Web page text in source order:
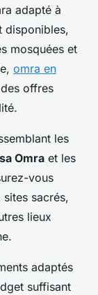
adapté à
disponibles,
mosquées et
omra en
offres
les
Omra et les
vous
sacrés,
lieux
adaptés
suffisant